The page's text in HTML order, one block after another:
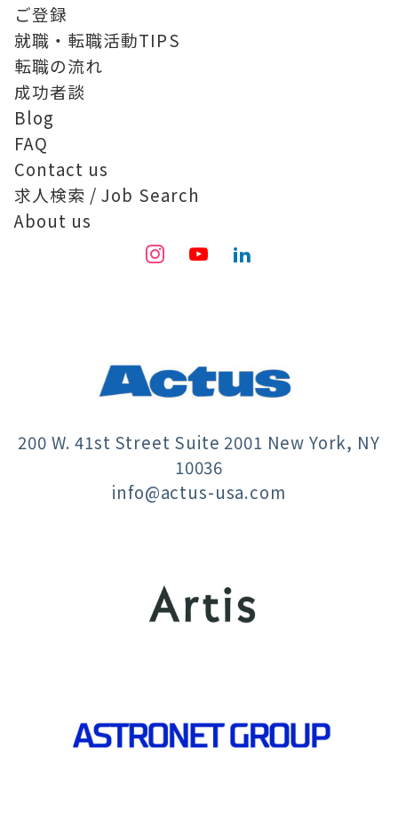
ご登録
就職・転職活動TIPS
転職の流れ
成功者談
Blog
FAQ
Contact us
求人検索 / Job Search
About us
200 W. 41st Street Suite 2001 New York, NY
10036
info@actus-usa.com